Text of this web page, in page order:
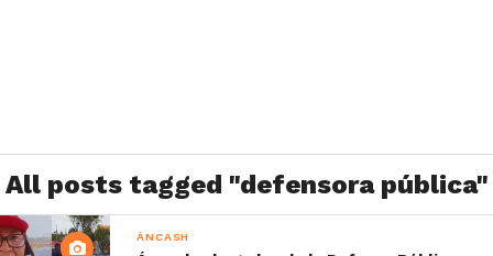
All posts tagged "defensora pública"
ÁNCASH